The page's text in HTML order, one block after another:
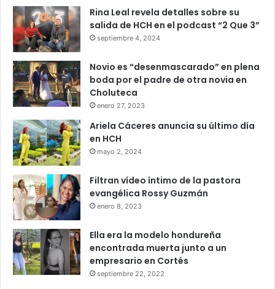
Rina Leal revela detalles sobre su
salida de HCH en el podcast “2 Que 3”
septiembre 4, 2024
Novio es “desenmascarado” en plena
boda por el padre de otra novia en
Choluteca
enero 27, 2023
Ariela Cáceres anuncia su último día
en HCH
mayo 2, 2024
Filtran vídeo íntimo de la pastora
evangélica Rossy Guzmán
enero 8, 2023
Ella era la modelo hondureña
encontrada muerta junto a un
empresario en Cortés
septiembre 22, 2022